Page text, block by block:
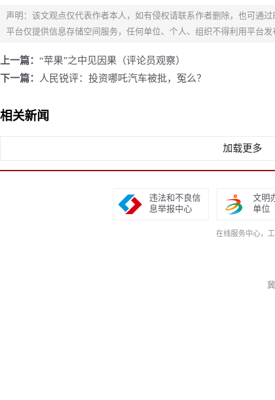
声明：该文观点仅代表作者本人，如有侵权请联系作者删除，也可通
平台仅提供信息存储空间服务，任何单位、个人、组织不得利用平台
上一篇： “苹果”之中见因果（评论员观察）
下一篇：
人民锐评：投资哪吒汽车被批，冤么？
相关新闻
加载更多
违法和不良信
息举报中心
文明
单位
在线服务中心，